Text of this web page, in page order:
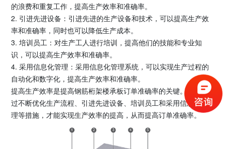
的浪费和重复工作，提高生产效率和准确率。
2. 引进先进设备：引进先进的生产设备和技术，可以提高生产效
率和准确率，同时也可以降低生产成本。
3. 培训员工：对生产工人进行培训，提高他们的技能和专业知
识，可以提高生产效率和准确率。
4. 采用信息化管理：采用信息化管理系统，可以实现生产过程的
自动化和数字化，提高生产效率和准确率。
提高生产效率是提高钢筋桁架楼承板订单准确率的关键。只有通
过不断优化生产流程、引进先进设备、培训员工和采用信息化管
理等措施，才能实现生产效率的提高，从而提高订单准确率。